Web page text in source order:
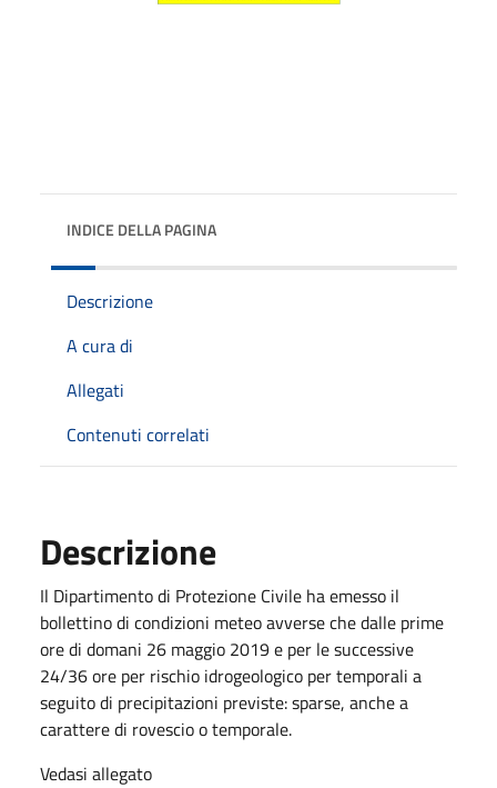
INDICE DELLA PAGINA
Descrizione
A cura di
Allegati
Contenuti correlati
Descrizione
Il Dipartimento di Protezione Civile ha emesso il
bollettino di condizioni meteo avverse che dalle prime
ore di domani 26 maggio 2019 e per le successive
24/36 ore per rischio idrogeologico per temporali a
seguito di precipitazioni previste: sparse, anche a
carattere di rovescio o temporale.
Vedasi allegato